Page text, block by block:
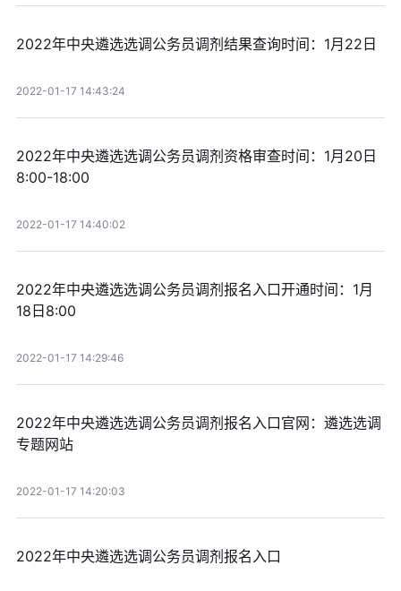
2022年中央遴选选调公务员调剂结果查询时间：1月22日
2022-01-17 14:43:24
2022年中央遴选选调公务员调剂资格审查时间：1月20日
8:00-18:00
2022-01-17 14:40:02
2022年中央遴选选调公务员调剂报名入口开通时间：1月
18日8:00
2022-01-17 14:29:46
2022年中央遴选选调公务员调剂报名入口官网：遴选选调
专题网站
2022-01-17 14:20:03
2022年中央遴选选调公务员调剂报名入口